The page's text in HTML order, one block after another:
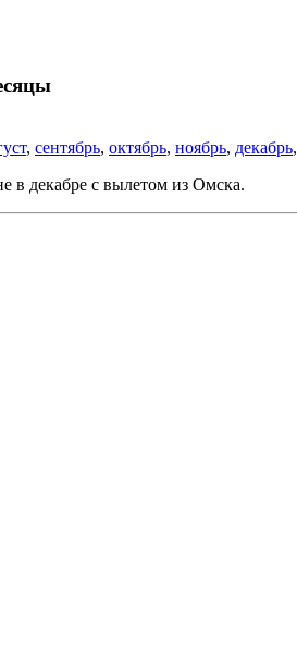
, сентябрь, октябрь, ноябрь, декабрь,
в декабре с вылетом из Омска.